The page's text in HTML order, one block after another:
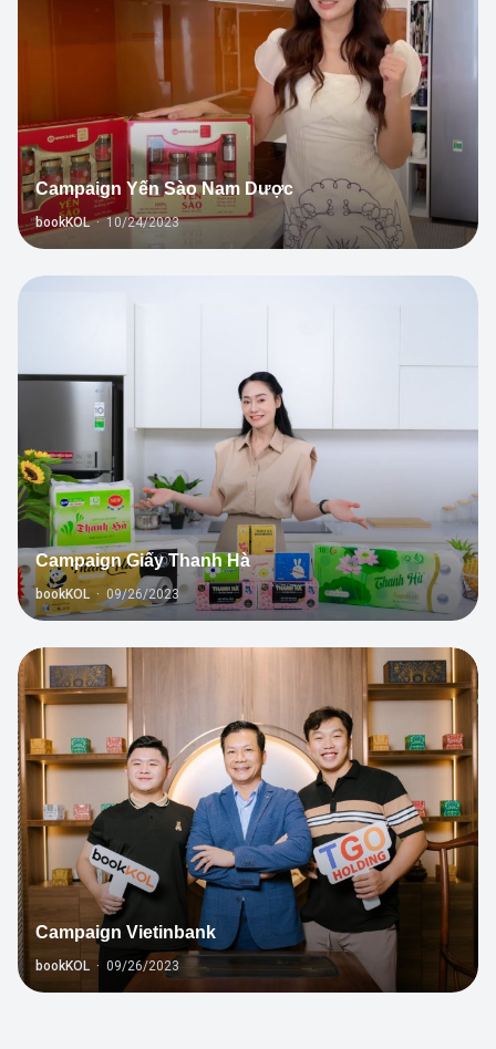
Campaign Yến Sào Nam Dược
bookKOL · 10/24/2023
Campaign Giấy Thanh Hà
bookKOL · 09/26/2023
Campaign Vietinbank
bookKOL · 09/26/2023